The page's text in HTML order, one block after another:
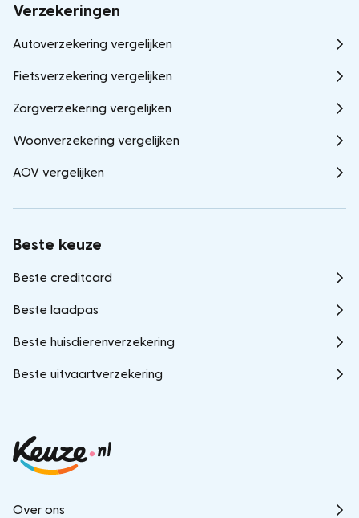
Over ons
Verzekeringen
Autoverzekering vergelijken
Fietsverzekering vergelijken
Zorgverzekering vergelijken
Woonverzekering vergelijken
AOV vergelijken
Beste keuze
Beste creditcard
Beste laadpas
Beste huisdierenverzekering
Beste uitvaartverzekering